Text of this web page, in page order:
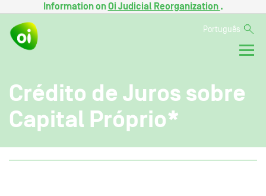
Information onOi Judicial Reorganization .
Português
Crédito de Juros sobre
Capital Próprio*